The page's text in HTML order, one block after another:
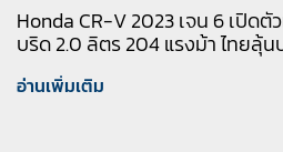
Honda CR-V 2023 เจน 6 เปิดตั
บริด 2.0 ลิตร 204 แรงม้า ไทยลุ้
อ่านเพิ่มเติม